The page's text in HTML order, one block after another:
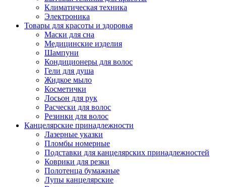
Климатическая техника
Электроника
Товары для красоты и здоровья
Маски для сна
Медицинские изделия
Шампуни
Кондиционеры для волос
Гели для душа
Жидкое мыло
Косметички
Лосьон для рук
Расчески для волос
Резинки для волос
Канцелярские принадлежности
Лазерные указки
Пломбы номерные
Подставки для канцелярских принадлежностей
Коврики для резки
Полотенца бумажные
Лупы канцелярские